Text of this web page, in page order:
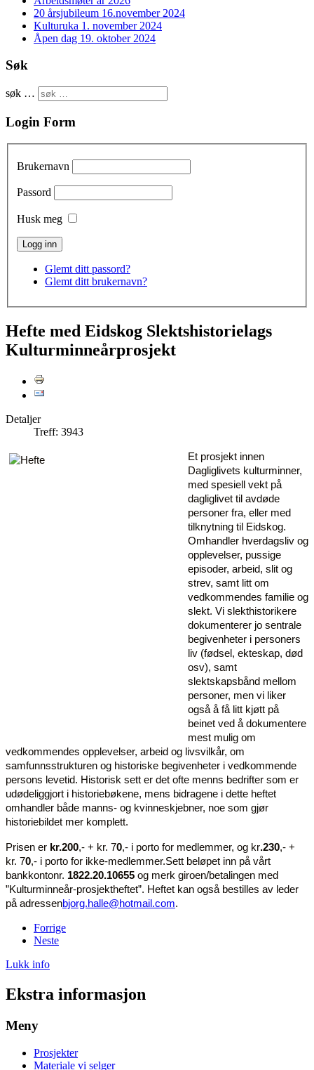
20 årsjubileum 16.november 2024
Kulturuka 1. november 2024
Åpen dag 19. oktober 2024
Søk
søk …
Login Form
Brukernavn
Passord
Husk meg
Glemt ditt passord?
Glemt ditt brukernavn?
Hefte med Eidskog Slektshistorielags
Kulturminneårprosjekt
Detaljer
Treff: 3943
Et prosjekt innen
Dagliglivets kulturminner,
med spesiell vekt på
dagliglivet til avdøde
personer fra, eller med
tilknytning til Eidskog.
Omhandler hverdagsliv og
opplevelser, pussige
episoder, arbeid, slit og
strev, samt litt om
vedkommendes familie og
slekt. Vi slekthistorikere
dokumenterer jo sentrale
begivenheter i personers
liv (fødsel, ekteskap, død
osv), samt
slektskapsbånd mellom
personer, men vi liker
også å få litt kjøtt på
beinet ved å dokumentere
mest mulig om
vedkommendes opplevelser, arbeid og livsvilkår, om
samfunnsstrukturen og historiske begivenheter i vedkommende
persons levetid. Historisk sett er det ofte menns bedrifter som er
udødeliggjort i historiebøkene, mens bidragene i dette heftet
omhandler både manns- og kvinneskjebner, noe som gjør
historiebildet mer komplett.
Prisen er kr.200,- + kr. 70,- i porto for medlemmer, og kr.230,- +
kr. 70,- i porto for ikke-medlemmer.Sett beløpet inn på vårt
bankkontonr. 1822.20.10655 og merk giroen/betalingen med
”Kulturminneår-prosjektheftet”. Heftet kan også bestilles av leder
på adressenbjorg.halle@hotmail.com.
Forrige
Neste
Lukk info
Ekstra informasjon
Meny
Prosjekter
Materiale vi selger